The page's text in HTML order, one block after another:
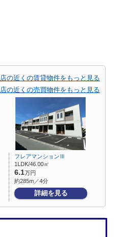
の近くの賃貸物件をもっと見る
の近くの売買物件をもっと見る
フレアマンションⅢ
1LDK/46.00㎡
6.1万円
約285m／4分
詳細を見る